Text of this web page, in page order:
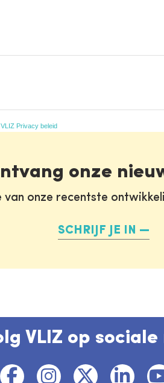
VLIZ Privacy beleid
onze
onze recentste
SCHRIJF JE IN
VLIZ op